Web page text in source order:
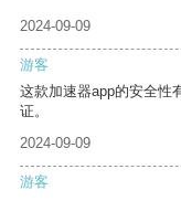
2024-09-09
游客
这款加速器app的安全性
证。
2024-09-09
游客